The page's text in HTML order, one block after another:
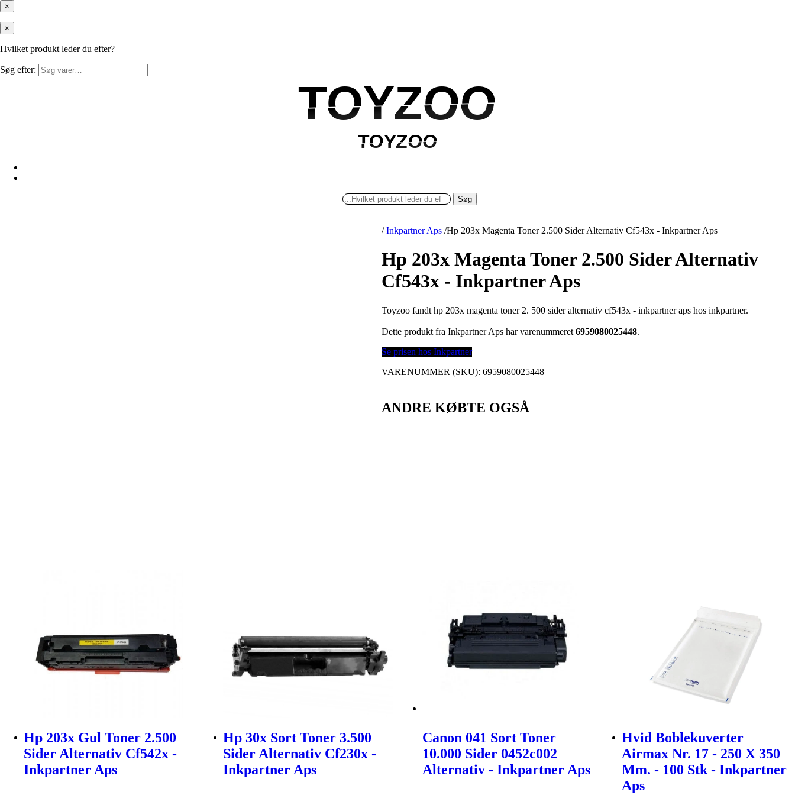
×
×
Hvilket produkt leder du efter?
Søg efter:
TOYZOO
TOYZOO
TOYZOO
TOYZOO
Søg
/ Inkpartner Aps /Hp 203x Magenta Toner 2.500 Sider Alternativ Cf543x - Inkpartner Aps
Hp 203x Magenta Toner 2.500 Sider Alternativ
Cf543x - Inkpartner Aps
Toyzoo fandt hp 203x magenta toner 2. 500 sider alternativ cf543x - inkpartner aps hos inkpartner.
Dette produkt fra Inkpartner Aps har varenummeret6959080025448.
Se prisen hos Inkpartner
VARENUMMER (SKU):6959080025448
ANDRE KØBTE OGSÅ
Hp 203x Gul Toner 2.500
Sider Alternativ Cf542x -
Inkpartner Aps
Hp 30x Sort Toner 3.500
Sider Alternativ Cf230x -
Inkpartner Aps
Canon 041 Sort Toner
10.000 Sider 0452c002
Alternativ - Inkpartner Aps
Hvid Boblekuverter
Airmax Nr. 17 - 250 X 350
Mm. - 100 Stk - Inkpartner
Aps